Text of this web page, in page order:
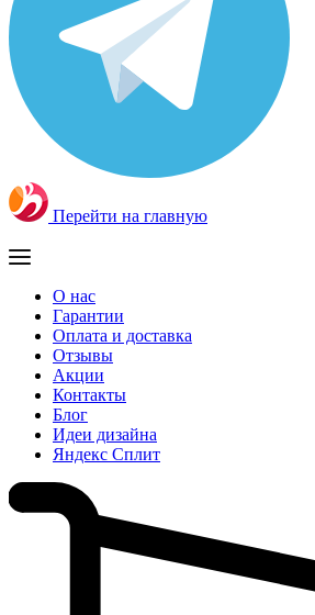
Перейти на главную
О нас
Гарантии
Оплата и доставка
Отзывы
Акции
Контакты
Блог
Идеи дизайна
Яндекс Сплит